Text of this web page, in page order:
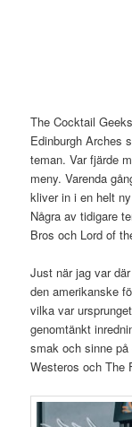
The Cocktail
Edinburgh Arches
teman. Var fjärde
meny. Varenda
kliver in i en helt
Några av tidigare
Bros och Lord of
Just när jag var
den amerikanske
vilka var
genomtänkt
smak och sinne
Westeros och The